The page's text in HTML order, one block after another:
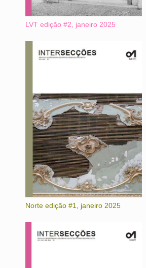
LVT edição #2, janeiro 2025
Norte edição #1, janeiro 2025